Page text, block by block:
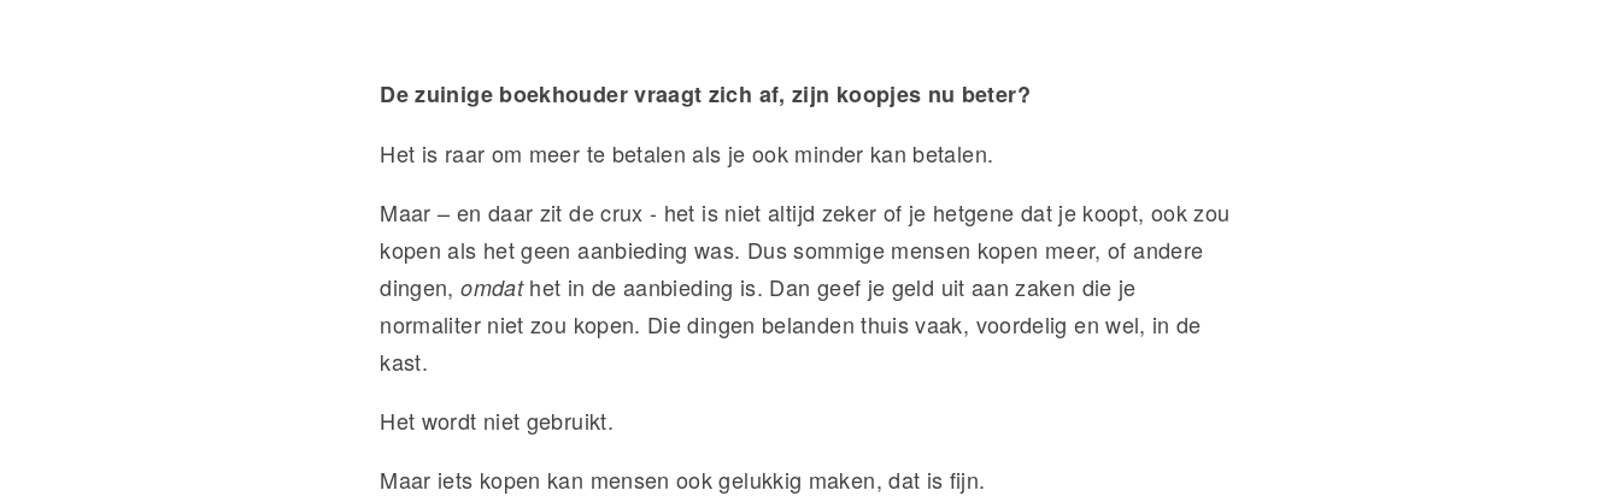
De zuinige boekhouder vraagt zich af, zijn koopjes nu beter?
Het is raar om meer te betalen als je ook minder kan betalen.
Maar – en daar zit de crux - het is niet altijd zeker of je hetgene dat je koopt, ook zou
kopen als het geen aanbieding was. Dus sommige mensen kopen meer, of andere
dingen,omdathet in de aanbieding is. Dan geef je geld uit aan zaken die je
normaliter niet zou kopen. Die dingen belanden thuis vaak, voordelig en wel, in de
kast.
Het wordt niet gebruikt.
Maar iets kopen kan mensen ook gelukkig maken, dat is fijn.